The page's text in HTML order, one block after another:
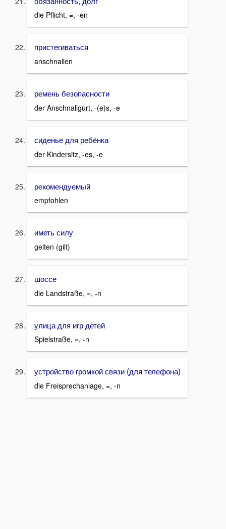
die Pflicht, =, -en
пристегиваться
anschnallen
ремень безопасности
der Anschnallgurt, -(e)s, -e
сиденье для ребёнка
der Kindersitz, -es, -e
рекомендуемый
empfohlen
иметь силу
gelten (gilt)
шоссе
die Landstraße, =, -n
улица для игр детей
Spielstraße, =, -n
устройство громкой связи (для телефона)
die Freisprechanlage, =, -n